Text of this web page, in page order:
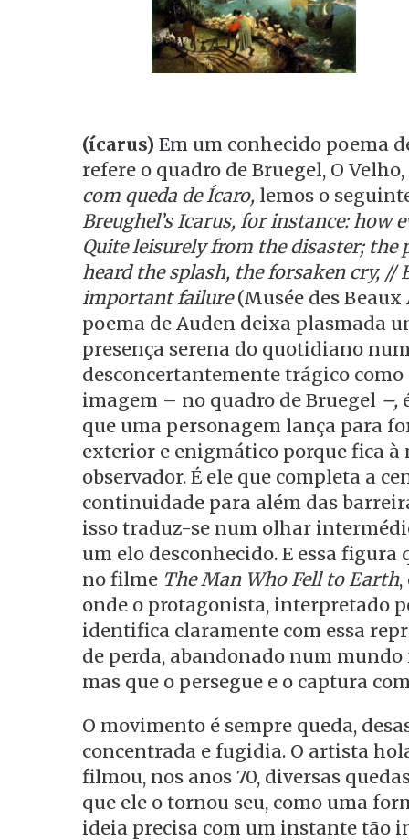
(ícarus) Em um conhecido poema
refere o quadro de Bruegel, O
com queda de Ícaro, lemos o
Breughel’s Icarus, for instance: how
Quite leisurely from the disaster; the
heard the splash, the forsaken cry,
important failure(Musée des Beaux
poema de Auden deixa plasmada
presença serena do quotidiano
desconcertantemente trágico como
imagem – no quadro de Bruegel –,
que uma personagem lança para
exterior e enigmático porque fica à
observador. É ele que completa a
continuidade para além das
isso traduz-se num olhar
um elo desconhecido. E essa figura
no filme The Man Who Fell to Earth,
onde o protagonista, interpretado
identifica claramente com essa
de perda, abandonado num
mas que o persegue e o captura
O movimento é sempre queda,
concentrada e fugidia. O artista
filmou, nos anos 70, diversas
que ele o tornou seu, como uma
ideia precisa com um instante tão